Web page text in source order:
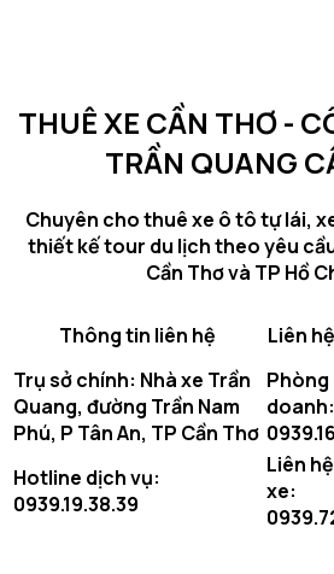
cũ
phí
và
xe
điện
mới
có
phí
sạc
–
THUÊ XE CẦN THƠ -
TRẦN QUANG
Chuyên cho thuê xe ô tô tự lái,
thiết kế tour du lịch theo yêu
Cần Thơ và TP Hồ
Thông tin liên hệ Liên
Trụ sở chính: Nhà xe Trần
Quang, đường Trần Nam
Phú, P Tân An, TP Cần Thơ
Phòng
doanh:
Hotline dịch vụ:
0939.19.38.39
Liên
xe: